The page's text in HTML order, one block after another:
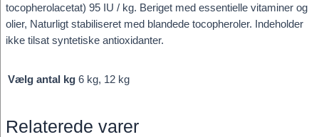
tocopherolacetat) 95 IU / kg. Beriget med essentielle vitaminer og
olier, Naturligt stabiliseret med blandede tocopheroler. Indeholder
ikke tilsat syntetiske antioxidanter.
Vælg antal kg 6 kg, 12 kg
Relaterede varer